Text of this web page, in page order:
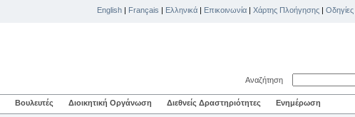
English | Français | Ελληνικά | Επικοινωνία | Χάρτης Πλοήγησης | Οδηγίες
Αναζήτηση
Βουλευτές Διοικητική Οργάνωση Διεθνείς Δραστηριότητες Ενημέρωση